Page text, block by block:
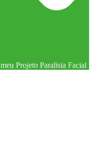
Projeto Paralisia Facial